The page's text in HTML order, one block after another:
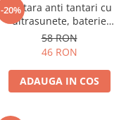
-20%
Bratara anti tantari cu
ultrasunete, baterie
reincarcabila 90mAh
58 RON
46 RON
ADAUGA IN COS